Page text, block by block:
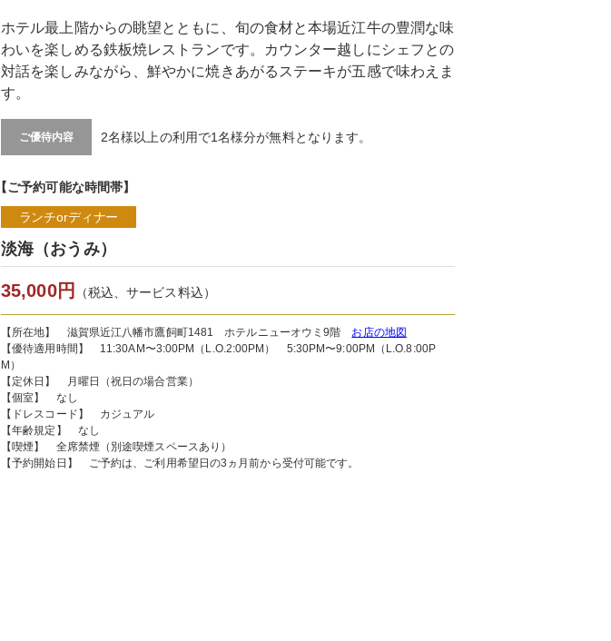
ホテル最上階からの眺望とともに、旬の食材と本場近江牛の豊潤な味
わいを楽しめる鉄板焼レストランです。カウンター越しにシェフとの
対話を楽しみながら、鮮やかに焼きあがるステーキが五感で味わえま
す。
ご優待内容 2名様以上の利用で1名様分が無料となります。
【ご予約可能な時間帯】
ランチorディナー
淡海（おうみ）
35,000円 （税込、サービス料込）
【所在地】 滋賀県近江八幡市鷹飼町1481 ホテルニューオウミ9階 お店の地図
【優待適用時間】 11:30AM〜3:00PM（L.O.2:00PM） 5:30PM〜9:00PM（L.O.8:00P
M）
【定休日】 月曜日（祝日の場合営業）
【個室】 なし
【ドレスコード】 カジュアル
【年齢規定】 なし
【喫煙】 全席禁煙（別途喫煙スペースあり）
【予約開始日】 ご予約は、ご利用希望日の3ヵ月前から受付可能です。